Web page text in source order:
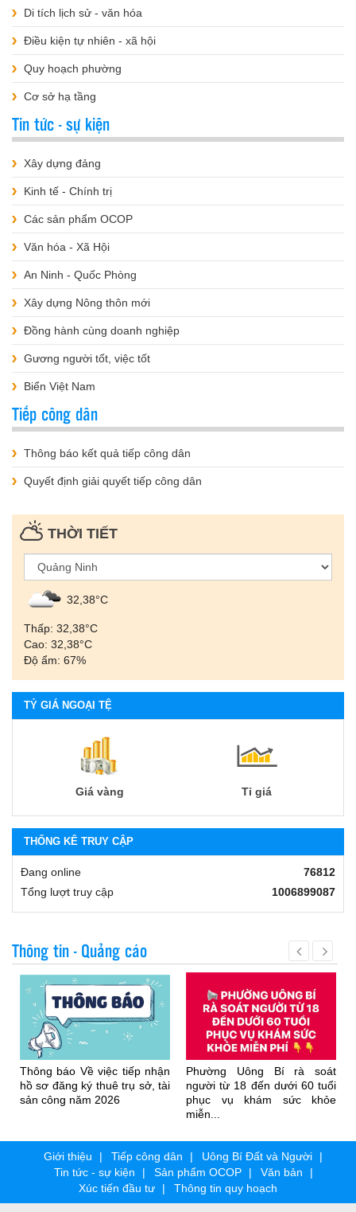
Di tích lịch sử - văn hóa
Điều kiện tự nhiên - xã hội
Quy hoạch phường
Cơ sở hạ tầng
Tin tức - sự kiện
Xây dựng đảng
Kinh tế - Chính trị
Các sản phẩm OCOP
Văn hóa - Xã Hội
An Ninh - Quốc Phòng
Xây dựng Nông thôn mới
Đồng hành cùng doanh nghiệp
Gương người tốt, việc tốt
Biển Việt Nam
Tiếp công dân
Thông báo kết quả tiếp công dân
Quyết định giải quyết tiếp công dân
THỜI TIẾT
32,38°С
Thấp: 32,38°С
Cao: 32,38°С
Độ ẩm: 67%
TỶ GIÁ NGOẠI TỆ
Giá vàng Tỉ giá
THỐNG KÊ TRUY CẬP
Đang online
76812
Tổng lượt truy cập
1006899087
Thông tin - Quảng cáo
nhận
sở, tài
Phường Uông Bí rà soát
người từ 18 đến dưới 60 tuổi
phục vụ khám sức khỏe
THƯ MỜI CHO THUÊ
SỞ, TÀI SẢN CÔNG
2026
Giới thiệu Tiếp công dân
Uông Bí Đất và Người
Tin tức - sự kiện
Sản phẩm OCOP
Văn bản
Xúc tiến đầu tư
Thông tin quy hoạch